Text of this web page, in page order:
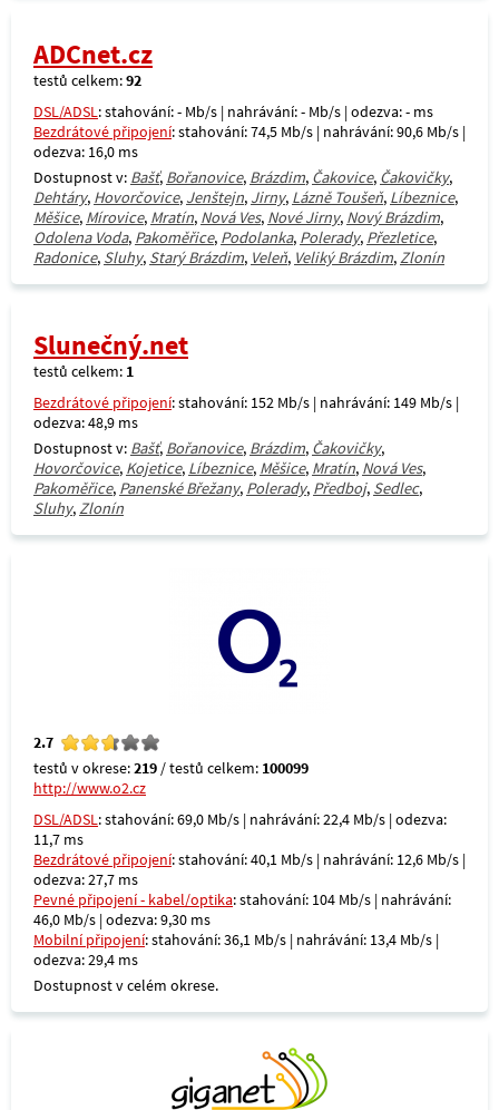
ADCnet.cz
testů celkem:92
DSL/ADSL: stahování: - Mb/s | nahrávání: - Mb/s | odezva: - ms
Bezdrátové připojení: stahování: 74,5 Mb/s | nahrávání: 90,6 Mb/s |
odezva: 16,0 ms
Dostupnost v: Bašť, Bořanovice, Brázdim, Čakovice, Čakovičky,
Dehtáry, Hovorčovice, Jenštejn, Jirny, Lázně Toušeň, Líbeznice,
Měšice, Mírovice, Mratín, Nová Ves, Nové Jirny, Nový Brázdim,
Odolena Voda, Pakoměřice, Podolanka, Polerady, Přezletice,
Radonice, Sluhy, Starý Brázdim, Veleň, Veliký Brázdim,Zlonín
Slunečný.net
testů celkem: 1
Bezdrátové připojení: stahování: 152 Mb/s | nahrávání: 149 Mb/s |
odezva: 48,9 ms
Dostupnost v: Bašť, Bořanovice, Brázdim, Čakovičky,
Hovorčovice, Kojetice, Líbeznice, Měšice, Mratín, Nová Ves,
Pakoměřice, Panenské Břežany, Polerady, Předboj, Sedlec,
Sluhy,Zlonín
2.7
testů v okrese:219 / testů celkem: 100099
http://www.o2.cz
DSL/ADSL: stahování: 69,0 Mb/s | nahrávání: 22,4 Mb/s | odezva:
11,7 ms
Bezdrátové připojení: stahování: 40,1 Mb/s | nahrávání: 12,6 Mb/s |
odezva: 27,7 ms
Pevné připojení - kabel/optika: stahování: 104 Mb/s | nahrávání:
46,0 Mb/s | odezva: 9,30 ms
Mobilní připojení: stahování: 36,1 Mb/s | nahrávání: 13,4 Mb/s |
odezva: 29,4 ms
Dostupnost v celém okrese.